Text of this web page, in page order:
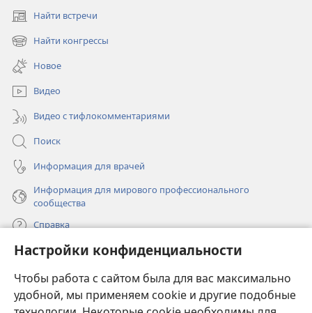
Настройки конфиденциальности
Чтобы работа с сайтом была для вас максимально
удобной, мы применяем cookie и другие подобные
Найти встречи
(открывается
в
новом
окне)
Найти конгрессы
(открывается
новом
окне)
Новое
Видео
Видео с тифлокомментариями
Поиск
Информация для врачей
Информация для мирового профессионального
сообщества
Справка
Пожертвования
в
новом
окне)
ОНЛАЙН-БИБЛИОТЕКА Сторожевой башни
(открывается